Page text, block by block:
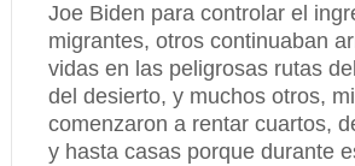
Joe Biden para controlar el
migrantes, otros continuaban
vidas en las peligrosas rutas
del desierto, y muchos otros,
comenzaron a rentar cuartos,
y hasta casas porque durante